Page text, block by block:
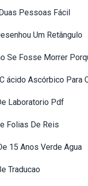
Pessoas Fácil
Um Retângulo
Se Fosse Morrer
ácido Ascórbico Para
Laboratorio Pdf
Folias De Reis
15 Anos Verde Agua
Traducao